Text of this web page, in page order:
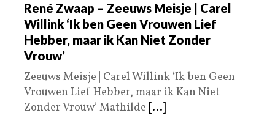
René Zwaap – Zeeuws Meisje | Carel
Willink ‘Ik ben Geen Vrouwen Lief
Hebber, maar ik Kan Niet Zonder
Vrouw’
Zeeuws Meisje | Carel Willink ‘Ik ben Geen
Vrouwen Lief Hebber, maar ik Kan Niet
Zonder Vrouw’ Mathilde [...]